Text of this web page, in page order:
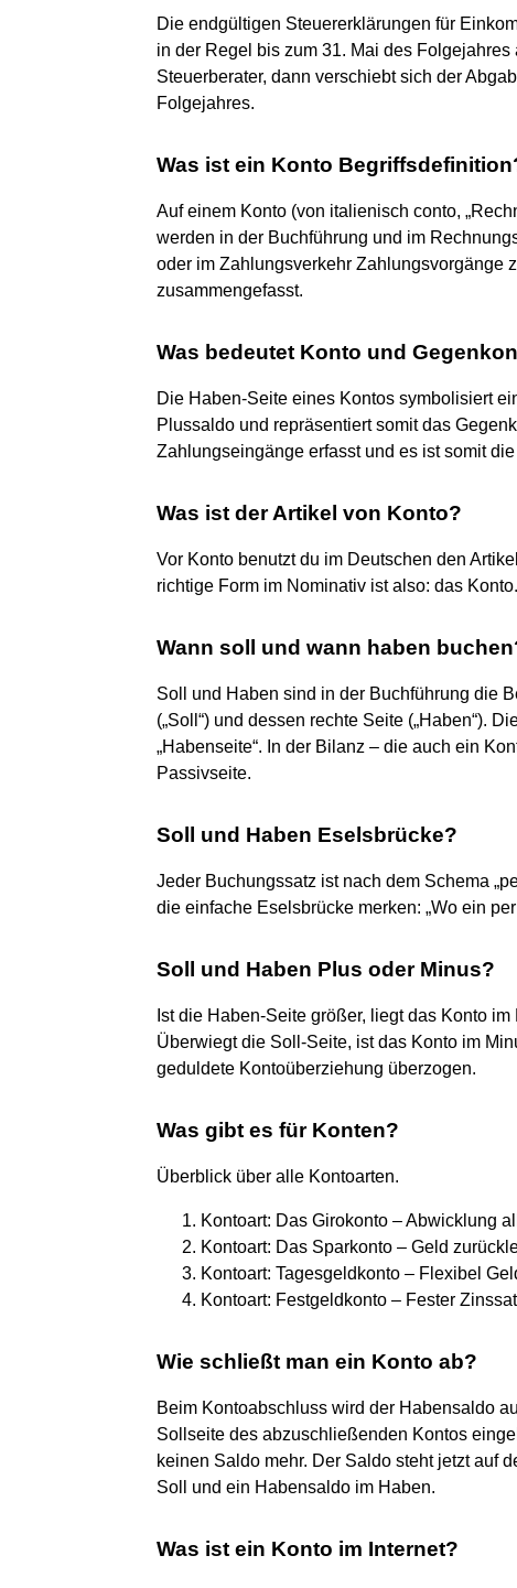
Die endgültigen Steuererklärungen für
in der Regel bis zum 31. Mai des
Steuerberater, dann verschiebt sich der
Folgejahres.
Was ist ein Konto
Auf einem Konto (von italienisch conto,
werden in der Buchführung und im
oder im Zahlungsverkehr Zahlungsvorgänge
zusammengefasst.
Was bedeutet Konto und
Die Haben-Seite eines Kontos symbolisiert
Plussaldo und repräsentiert somit das
Zahlungseingänge erfasst und es ist somit
Was ist der Artikel von Konto?
Vor Konto benutzt du im Deutschen den
richtige Form im Nominativ ist also: das Konto.
Wann soll und wann haben
Soll und Haben sind in der Buchführung die
(„Soll“) und dessen rechte Seite („Haben“).
„Habenseite“. In der Bilanz – die auch ein
Passivseite.
Soll und Haben Eselsbrücke?
Jeder Buchungssatz ist nach dem Schema
die einfache Eselsbrücke merken: „Wo ein
Soll und Haben Plus oder Minus?
Ist die Haben-Seite größer, liegt das Konto
Überwiegt die Soll-Seite, ist das Konto im
geduldete Kontoüberziehung überzogen.
Was gibt es für Konten?
Überblick über alle Kontoarten.
Kontoart: Das Girokonto – Abwicklung
Kontoart: Das Sparkonto – Geld
Kontoart: Tagesgeldkonto – Flexibel
Kontoart: Festgeldkonto – Fester
Wie schließt man ein Konto ab?
Beim Kontoabschluss wird der Habensaldo
Sollseite des abzuschließenden Kontos
keinen Saldo mehr. Der Saldo steht jetzt auf
Soll und ein Habensaldo im Haben.
Was ist ein Konto im Internet?